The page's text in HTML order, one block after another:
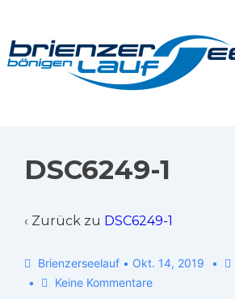
DSC6249-1
‹ Zurück zu DSC6249-1
Brienzerseelauf • Okt. 14, 2019
Keine Kommentare